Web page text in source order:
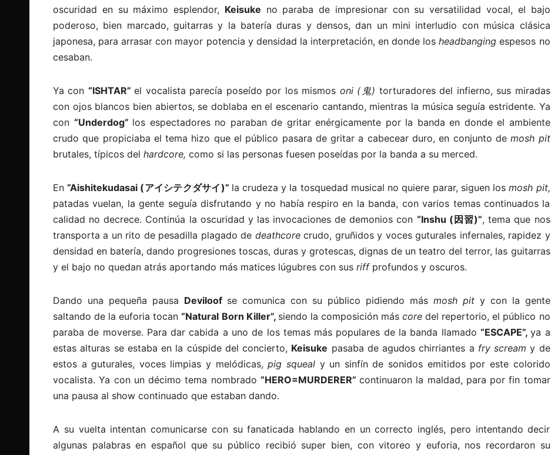
oscuridad en su máximo esplendor, Keisuke no paraba de impresionar con su versatilidad vocal, el bajo
poderoso, bien marcado, guitarras y la batería duras y densos, dan un mini interludio con música clásica
japonesa, para arrasar con mayor potencia y densidad la interpretación, en donde losheadbangingespesos no
cesaban.
Ya con “ISHTAR”el vocalista parecía poseído por los mismos oni (鬼) torturadores del infierno, sus miradas
con ojos blancos bien abiertos, se doblaba en el escenario cantando, mientras la música seguía estridente. Ya
con “Underdog” los espectadores no paraban de gritar enérgicamente por la banda en donde el ambiente
crudo que propiciaba el tema hizo que el público pasara de gritar a cabecear duro, en conjunto demosh pit
brutales, típicos del hardcore, como si las personas fuesen poseídas por la banda a su merced.
En“Aishitekudasai (アイシテクダサイ)” la crudeza y la tosquedad musical no quiere parar, siguen losmosh pit,
patadas vuelan, la gente seguía disfrutando y no había respiro en la banda, con varios temas continuados la
calidad no decrece. Continúa la oscuridad y las invocaciones de demonios con “Inshu (因習)”, tema que nos
transporta a un rito de pesadilla plagado de deathcorecrudo, gruñidos y voces guturales infernales, rapidez y
densidad en batería, dando progresiones toscas, duras y grotescas, dignas de un teatro del terror, las guitarras
y el bajo no quedan atrás aportando más matices lúgubres con sus riff profundos y oscuros.
Dando una pequeña pausa Deviloof se comunica con su público pidiendo más mosh pit y con la gente
saltando de la euforia tocan“Natural Born Killer”, siendo la composición máscoredel repertorio, el público no
paraba de moverse. Para dar cabida a uno de los temas más populares de la banda llamado “ESCAPE”,ya a
estas alturas se estaba en la cúspide del concierto, Keisuke pasaba de agudos chirriantes a fry scream y de
estos a guturales, voces limpias y melódicas,pig squeal y un sinfín de sonidos emitidos por este colorido
vocalista. Ya con un décimo tema nombrado “HERO=MURDERER” continuaron la maldad, para por fin tomar
una pausa al show continuado que estaban dando.
A su vuelta intentan comunicarse con su fanaticada hablando en un correcto inglés, pero intentando decir
algunas palabras en español que su público recibió super bien, con vitoreo y euforia, nos recordaron su